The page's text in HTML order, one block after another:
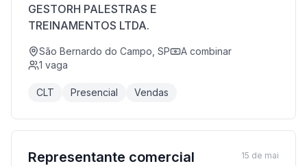
GESTORH PALESTRAS E
TREINAMENTOS LTDA.
São Bernardo do Campo, SP
A combinar
1 vaga
CLT Presencial Vendas
Representante comercial 15 de mai